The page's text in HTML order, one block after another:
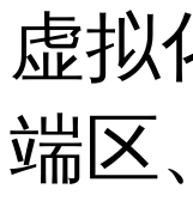
虚拟
端区